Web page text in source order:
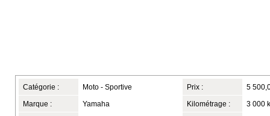
Catégorie : Moto - Sportive
Marque : Yamaha
Prix : 5
Kilométrage : 3 000